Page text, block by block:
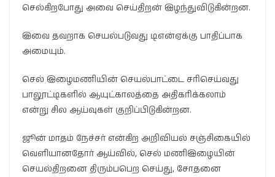
செல்கிறபோது அவை செய்திறன் இழந்துவிடுகின்றன.
இவை தவறாக செயல்படுவது டிஎன்ஏக்கு பாதிப்பாக
அமையும்.
செல் இழைமணியின் செயல்பாட்டை சரிசெய்வது
பாலூட்டிகளில் ஆயுட்காலத்தை அதிகரிக்கலாம்
என்று சில ஆய்வுகள் குறிப்பிடுகின்றன.
ஜூன் மாதம் நேச்சர் என்கிற அறிவியல் சஞ்சிகையில்
வெளியானதோர் ஆய்வில், செல் மணிஇழையின்
செயல்திறனை திரும்பபெற செய்து, சோதனை